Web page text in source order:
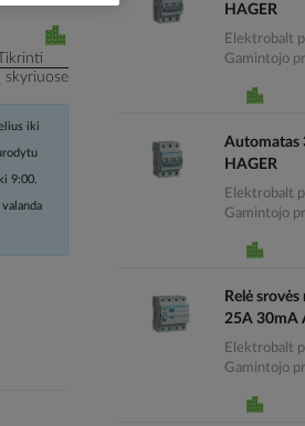
skyriuose
iki
9:00.
HAGER
Elektrobalt
Gamintojo
Automatas
HAGER
Elektrobalt
Gamintojo
Relė
25A 30mA
Elektrobalt
Gamintojo